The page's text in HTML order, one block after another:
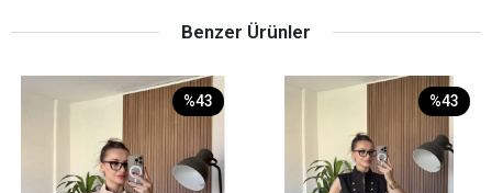
Benzer Ürünler
%43 %43